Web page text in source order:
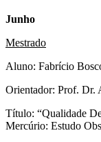
Junho
Mestrado
Aluno: Fabrício
Orientador: Prof. Dr.
Título: “Qualidade
Mercúrio: Estudo